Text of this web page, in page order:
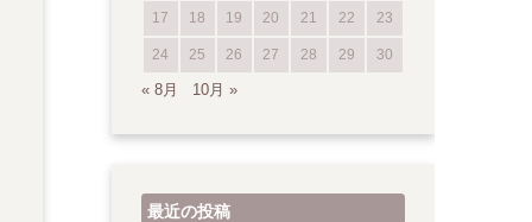
17 18 19 20 21 22 23
24 25 26 27 28 29 30
« 8月 10月 »
最近の投稿